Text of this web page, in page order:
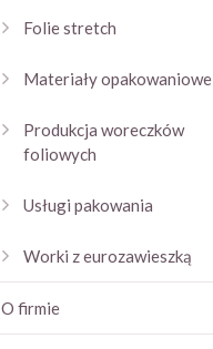
Folie stretch
Materiały opakowaniowe
Produkcja woreczków
foliowych
Usługi pakowania
Worki z eurozawieszką
O firmie